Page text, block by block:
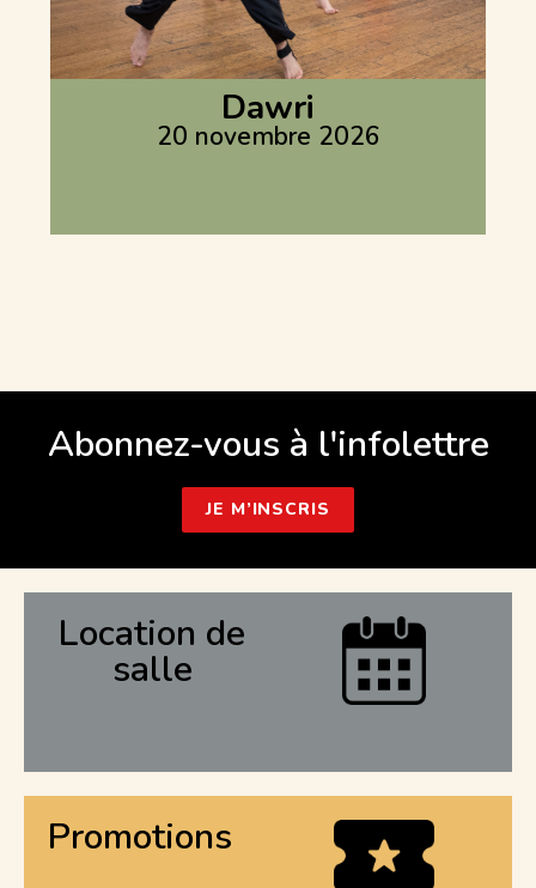
Dawri
20 novembre 2026
Abonnez-vous à l'infolettre
JE M’INSCRIS
Location de
salle
Promotions